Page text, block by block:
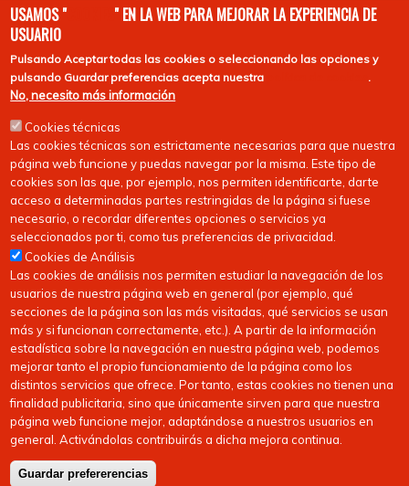
EuroHockey
Copyright © 2026FEDERACIóN CáNTABRA DE HOCKEY
USAMOS "COOKIES " EN LA WEB PARA MEJORAR LA EXPERIENCIA DE
USUARIO
PulsandoAceptar todas las cookies o seleccionando las opciones y
pulsando Guardar preferencias acepta nuestra .
No, necesito más información
Cookies técnicas
Las cookies técnicas son estrictamente necesarias para que nuestra
página web funcione y puedas navegar por la misma. Este tipo de
cookies son las que, por ejemplo, nos permiten identificarte, darte
acceso a determinadas partes restringidas de la página si fuese
necesario, o recordar diferentes opciones o servicios ya
seleccionados por ti, como tus preferencias de privacidad.
Cookies de Análisis
Las cookies de análisis nos permiten estudiar la navegación de los
usuarios de nuestra página web en general (por ejemplo, qué
secciones de la página son las más visitadas, qué servicios se usan
más y si funcionan correctamente, etc.). A partir de la información
estadística sobre la navegación en nuestra página web, podemos
mejorar tanto el propio funcionamiento de la página como los
distintos servicios que ofrece. Por tanto, estas cookies no tienen una
finalidad publicitaria, sino que únicamente sirven para que nuestra
página web funcione mejor, adaptándose a nuestros usuarios en
general. Activándolas contribuirás a dicha mejora continua.
Guardar prefererencias